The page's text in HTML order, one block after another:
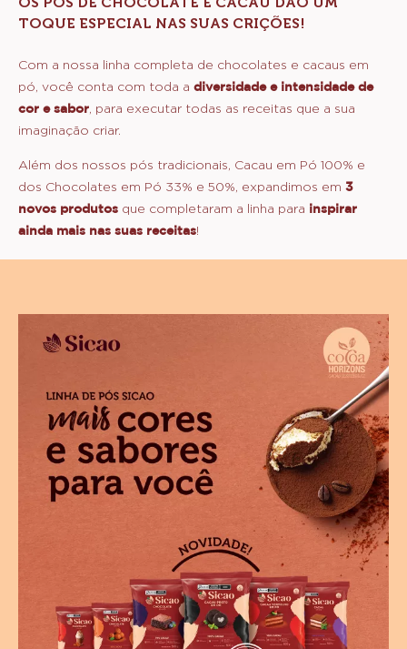
OS PÓS DE CHOCOLATE E CACAU DÃO UM
pó, você conta com toda adiversidade e intensidade de
cor e sabor
, para executar todas as receitas que a sua
imaginação criar.
Além dos nossos pós tradicionais, Cacau em Pó 100% e
dos Chocolates em Pó 33% e 50%, expandimos em3
novos produtosque completaram a linha parainspirar
ainda mais nas suas receitas!